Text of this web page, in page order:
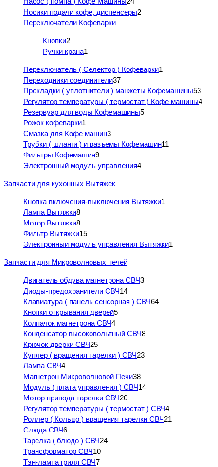
Носики подачи кофе, диспенсеры2
Переключатели Кофеварки
Кнопки2
Ручки крана1
Переключатель ( Селектор ) Кофеварки1
Переходники соединители37
Прокладки ( уплотнители ) манжеты Кофемашины53
Регулятор температуры ( термостат ) Кофе машины4
Резервуар для воды Кофемашины5
Рожок кофеварки1
Смазка для Кофе машин3
Трубки ( шланги ) и разъемы Кофемашин11
Фильтры Кофемашин9
Электронный модуль управления4
Запчасти для кухонных Вытяжек
Кнопка включения-выключения Вытяжки1
Лампа Вытяжки8
Мотор Вытяжки8
Фильтр Вытяжки15
Электронный модуль управления Вытяжки1
Запчасти для Микроволновых печей
Двигатель обдува магнетрона СВЧ3
Диоды-предохранители СВЧ14
Клавиатура ( панель сенсорная ) СВЧ64
Кнопки открывания дверей5
Колпачок магнетрона СВЧ4
Конденсатор высоковольтный СВЧ8
Крючок дверки СВЧ25
Куплер ( вращения тарелки ) СВЧ23
Лампа СВЧ4
Магнетрон Микроволновой Печи38
Модуль ( плата управления ) СВЧ14
Мотор привода тарелки СВЧ20
Регулятор температуры ( термостат ) СВЧ4
Роллер ( Кольцо ) вращения тарелки СВЧ21
Слюда СВЧ6
Тарелка ( блюдо ) СВЧ24
Трансформатор СВЧ10
Тэн-лампа гриля СВЧ7